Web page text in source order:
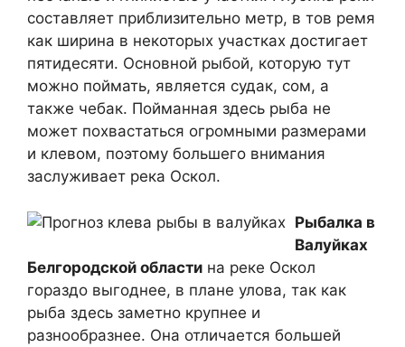
составляет приблизительно метр, в тов ремя
как ширина в некоторых участках достигает
пятидесяти. Основной рыбой, которую тут
можно поймать, является судак, сом, а
также чебак. Пойманная здесь рыба не
может похвастаться огромными размерами
и клевом, поэтому большего внимания
заслуживает река Оскол.
Рыбалка в
Валуйках
Белгородской области на реке Оскол
гораздо выгоднее, в плане улова, так как
рыба здесь заметно крупнее и
разнообразнее. Она отличается большей